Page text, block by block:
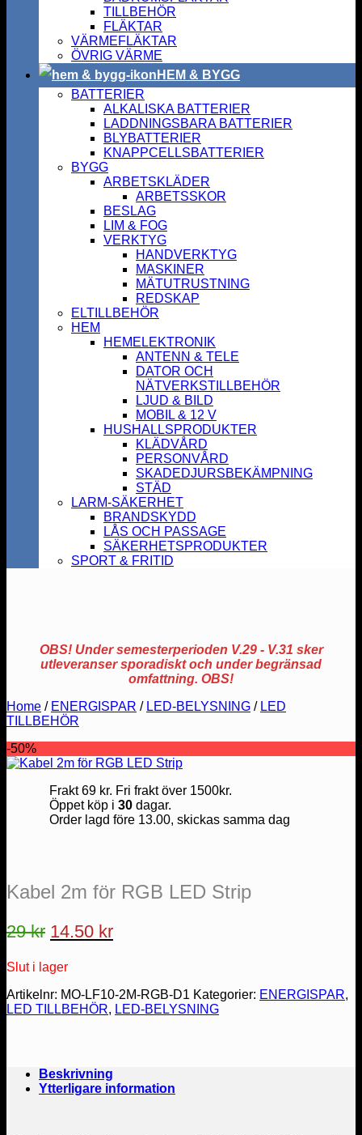
TILLBEHÖR
FLÄKTAR
VÄRMEFLÄKTAR
ÖVRIG VÄRME
HEM & BYGG
BATTERIER
ALKALISKA BATTERIER
LADDNINGSBARA BATTERIER
BLYBATTERIER
KNAPPCELLSBATTERIER
BYGG
ARBETSKLÄDER
ARBETSSKOR
BESLAG
LIM & FOG
VERKTYG
HANDVERKTYG
MASKINER
MÄTUTRUSTNING
REDSKAP
ELTILLBEHÖR
HEM
HEMELEKTRONIK
ANTENN & TELE
DATOR OCH
NÄTVERKSTILLBEHÖR
LJUD & BILD
MOBIL & 12 V
HUSHALLSPRODUKTER
KLÄDVÅRD
PERSONVÅRD
SKADEDJURSBEKÄMPNING
STÄD
LARM-SÄKERHET
BRANDSKYDD
LÅS OCH PASSAGE
SÄKERHETSPRODUKTER
SPORT & FRITID
OBS! Under semesterperioden V.29 - V.31 sker
utleveranser sporadiskt och under begränsad
omfattning. OBS!
Home / ENERGISPAR / LED-BELYSNING / LED
TILLBEHÖR
-50%
Frakt 69 kr. Fri frakt över 1500kr.
Öppet köp i 30dagar.
Order lagd före 13.00, skickas samma dag
Kabel 2m för RGB LED Strip
29kr Det
priset
var:
29 kr.
14.50 krDet
är:
14.50 kr.
Slut i lager
Artikelnr: MO-LF10-2M-RGB-D1 Kategorier: ENERGISPAR,
LED TILLBEHÖR, LED-BELYSNING
Beskrivning
Ytterligare information